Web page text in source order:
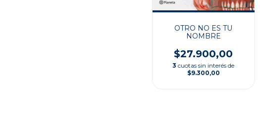
OTRO NO ES TU
NOMBRE
$27.900,00
3 cuotas sin interés de
$9.300,00